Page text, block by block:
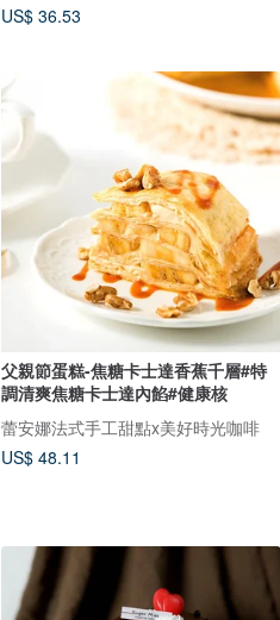
US$ 36.53
父親節蛋糕-焦糖卡士達香蕉千層#特
調清爽焦糖卡士達內餡#健康核
蕾安娜法式手工甜點x美好時光咖啡
US$ 48.11